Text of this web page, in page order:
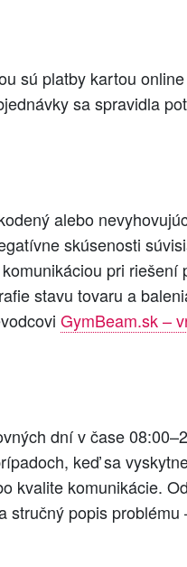
sú platby kartou
sa spravidla
alebo
skúsenosti
pri riešení
stavu tovaru a
GymBeam.sk –
dní v čase
keď sa
kvalite komunikácie.
stručný popis problému